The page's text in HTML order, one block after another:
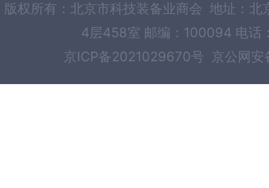
版权所有：北京市科技装备业商会 地址：北
4层458室 邮编：100094 电
京ICP备2021029670号 京公网